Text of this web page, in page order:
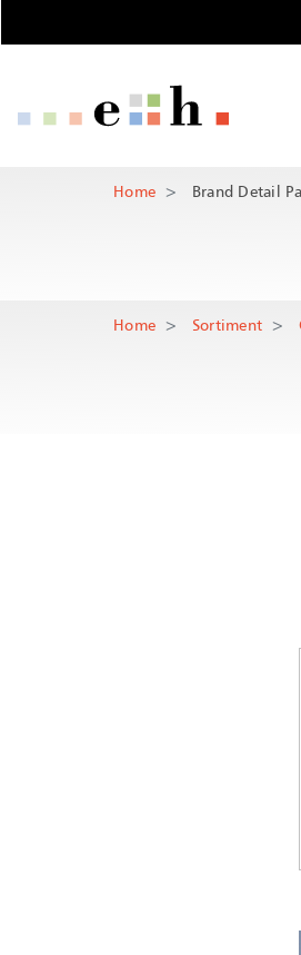
Brand
Wichtige Seiten
Home
Rootline
Home Brand Detail
Home Sortiment